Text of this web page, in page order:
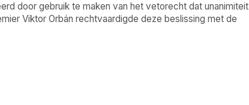
door gebruik te maken van het vetorecht dat unanimiteit
Viktor Orbán rechtvaardigde deze beslissing met de